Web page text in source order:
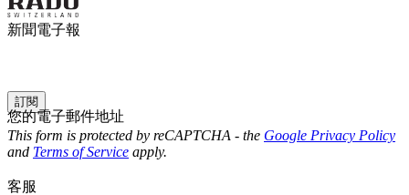
新聞電子報
您的電子郵件地址
訂閱
This form is protected by reCAPTCHA - the Google Privacy Policy
and Terms of Service apply.
客服